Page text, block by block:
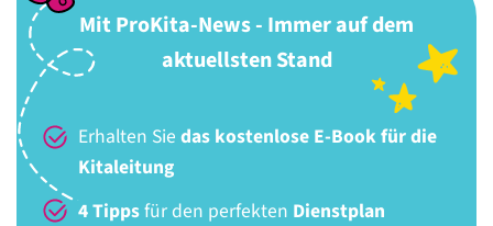
Mit ProKita-News - Immer auf dem
aktuellsten Stand
Erhalten Sie das kostenlose E-Book für die
Kitaleitung
4 Tippsfür den perfekten Dienstplan